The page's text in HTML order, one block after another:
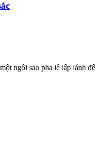
ngôi sao pha lê lấp lánh để